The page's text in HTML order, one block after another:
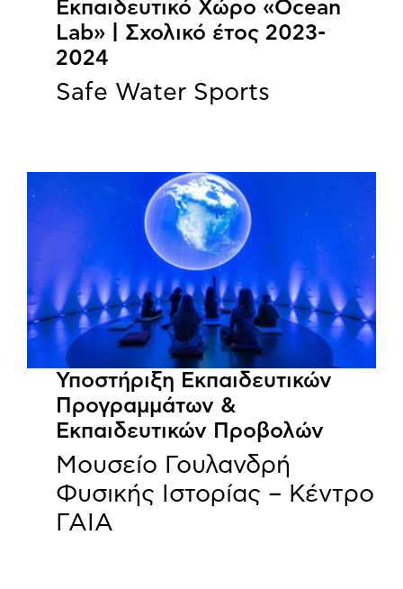
Εκπαιδευτικό Χώρο «Ocean
Lab» | Σχολικό έτος 2023-
2024
Safe Water Sports
Υποστήριξη Εκπαιδευτικών
Προγραμμάτων &
Εκπαιδευτικών Προβολών
Μουσείο Γουλανδρή
Φυσικής Ιστορίας – Κέντρο
ΓΑΙΑ